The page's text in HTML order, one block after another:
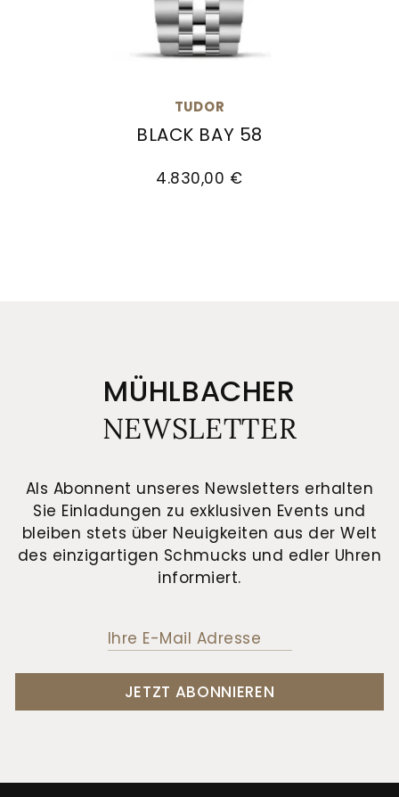
TUDOR
BLACK BAY 58
4.830,00 €
MÜHLBACHER
NEWSLETTER
Als Abonnent unseres Newsletters erhalten
Sie Einladungen zu exklusiven Events und
bleiben stets über Neuigkeiten aus der Welt
des einzigartigen Schmucks und edler Uhren
informiert.
JETZT ABONNIEREN